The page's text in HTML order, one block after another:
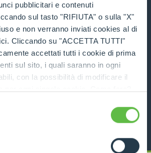
pubblicitari e contenuti
sul tasto "RIFIUTA" o sulla "X"
e non verranno inviati cookies al di
Cliccando su "ACCETTA TUTTI"
accettati tutti i cookie di prima
sul sito, i quali saranno in ogni
con la possibilità di modificare il
"Modifichi il suo consenso" e
nel footer presente in ogni
i diritti riconosciuti all'interessato ai
for double round bale